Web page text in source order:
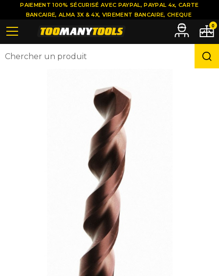
PAIEMENT 100% SÉCURISÉ AVEC PAYPAL, PAYPAL 4x, CARTE
BANCAIRE, ALMA 3X & 4X, VIREMENT BANCAIRE, CHEQUE
0